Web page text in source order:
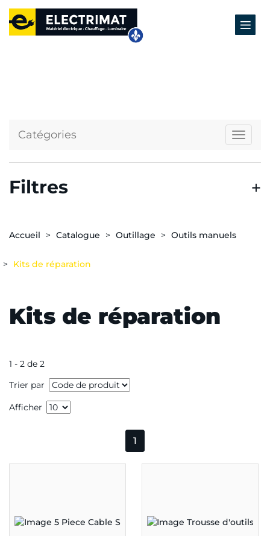
Catégories
Filtres
Accueil Catalogue Outillage Outils manuels
Kits de réparation
Kits de réparation
1 - 2 de 2
Trier par
Afficher
1